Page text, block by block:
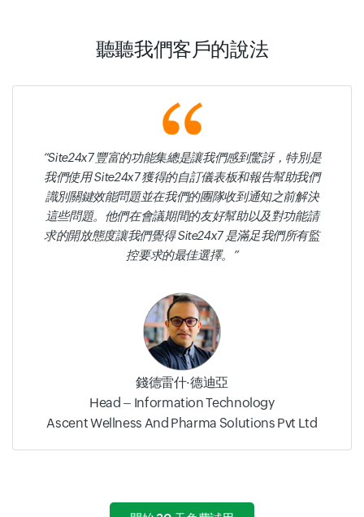
聽聽我們客戶的說法
Site24x7 豐富的功能集總是讓我們感到驚訝，特別是
我們使用 Site24x7 獲得的自訂儀表板和報告幫助我們
識別關鍵效能問題並在我們的團隊收到通知之前解決
這些問題。他們在會議期間的友好幫助以及對功能請
求的開放態度讓我們覺得 Site24x7 是滿足我們所有監
控要求的最佳選擇。
錢德雷什·德迪亞
Head – Information Technology
Ascent Wellness And Pharma Solutions Pvt Ltd